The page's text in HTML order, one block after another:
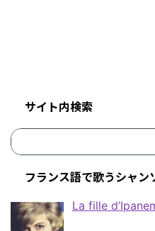
サイト内検索
フランス語で歌うシャン
La fille